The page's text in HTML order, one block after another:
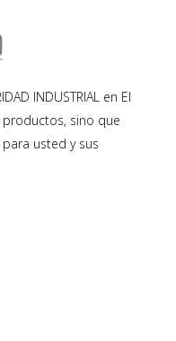
INDUSTRIAL en El
sino que
usted y sus